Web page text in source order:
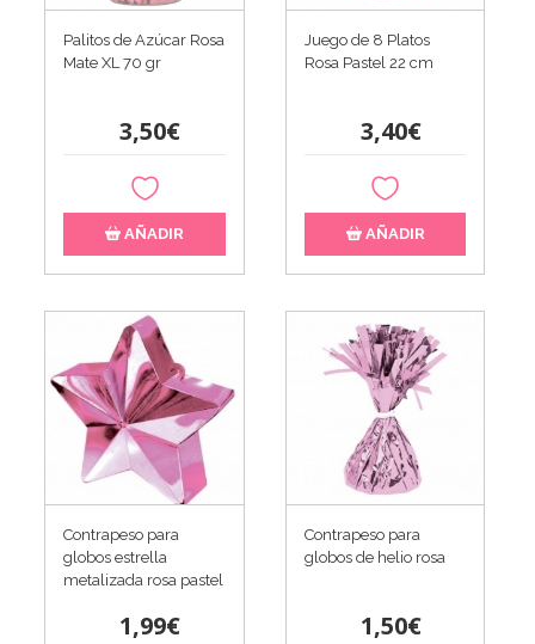
Palitos de Azúcar Rosa
Mate XL 70 gr
3,50€
AÑADIR
Juego de 8 Platos
Rosa Pastel 22 cm
3,40€
AÑADIR
Contrapeso para
globos estrella
metalizada rosa pastel
1,99€
Contrapeso para
globos de helio rosa
1,50€